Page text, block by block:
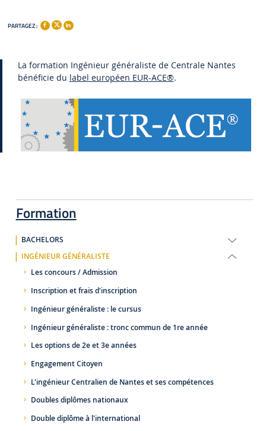
Formation
BACHELORS
INGÉNIEUR GÉNÉRALISTE
Les concours / Admission
Inscription et frais d'inscription
Ingénieur généraliste : le cursus
Ingénieur généraliste : tronc commun de 1re année
Les options de 2e et 3e années
Engagement Citoyen
L'ingénieur Centralien de Nantes et ses compétences
Doubles diplômes nationaux
Double diplôme à l'international
PARTAGEZ :
La formation Ingénieur généraliste de Centrale Nantes
bénéficie du label européen EUR-ACE®.